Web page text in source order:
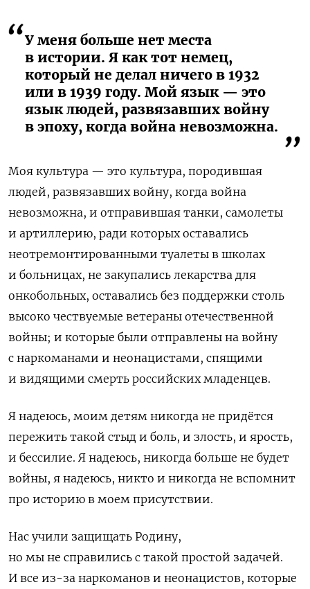
У меня больше нет места
в истории. Я как тот немец,
который не делал ничего в 1932
или в 1939 году. Мой язык — это
язык людей, развязавших войну
в эпоху, когда война невозможна.
Моя культура — это культура, породившая
людей, развязавших войну, когда война
невозможна, и отправившая танки, самолеты
и артиллерию, ради которых оставались
неотремонтированными туалеты в школах
и больницах, не закупались лекарства для
онкобольных, оставались без поддержки столь
высоко чествуемые ветераны отечественной
войны; и которые были отправлены на войну
с наркоманами и неонацистами, спящими
и видящими смерть российских младенцев.
Я надеюсь, моим детям никогда не придётся
пережить такой стыд и боль, и злость, и ярость,
и бессилие. Я надеюсь, никогда больше не будет
войны, я надеюсь, никто и никогда не вспомнит
про историю в моем присутствии.
Нас учили защищать Родину,
но мы не справились с такой простой задачей.
И все из-за наркоманов и неонацистов, которые